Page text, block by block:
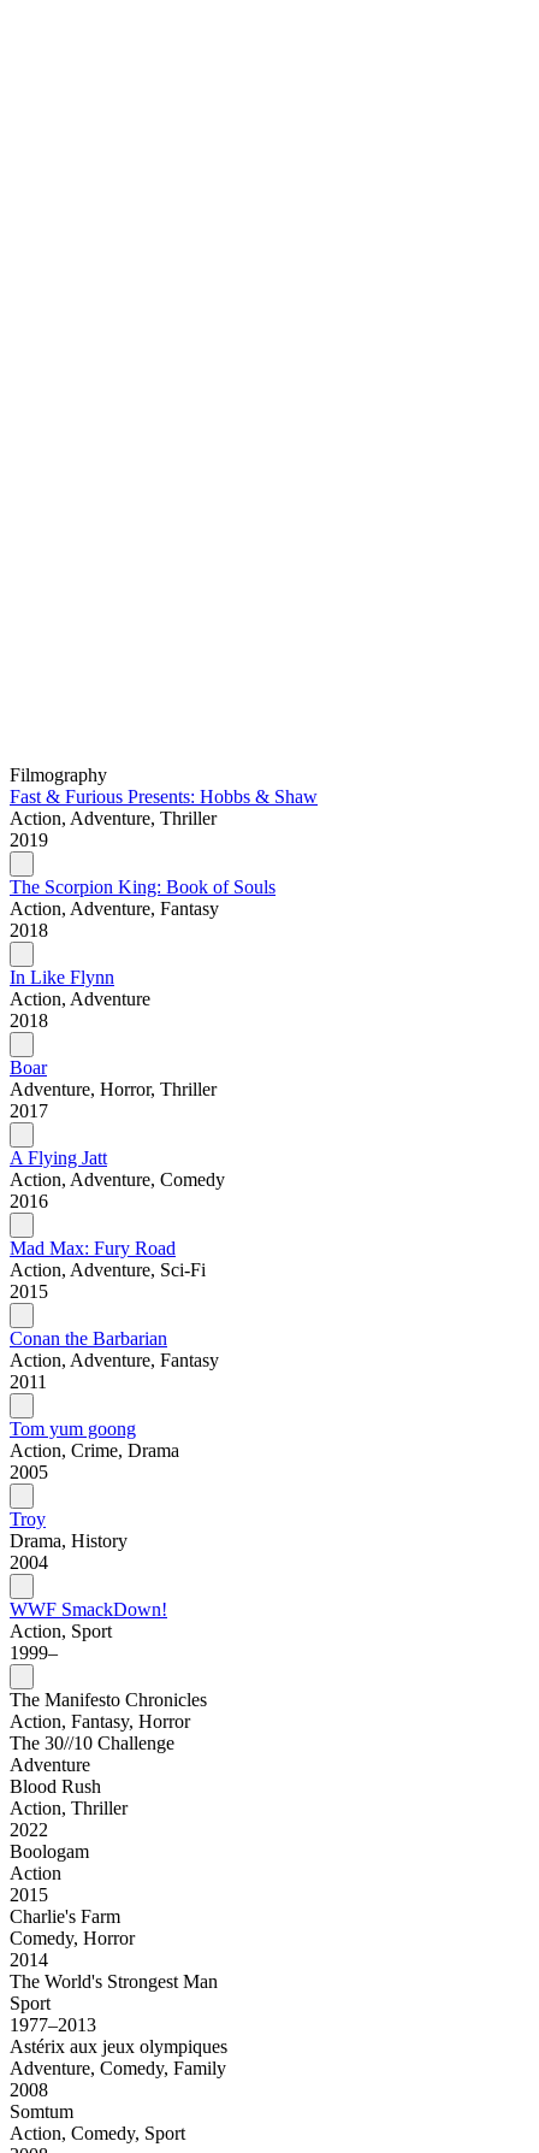
Filmography
Fast & Furious Presents: Hobbs & Shaw
Action, Adventure, Thriller
2019
The Scorpion King: Book of Souls
Action, Adventure, Fantasy
2018
In Like Flynn
Action, Adventure
2018
Boar
Adventure, Horror, Thriller
2017
A Flying Jatt
Action, Adventure, Comedy
2016
Mad Max: Fury Road
Action, Adventure, Sci-Fi
2015
Conan the Barbarian
Action, Adventure, Fantasy
2011
Tom yum goong
Action, Crime, Drama
2005
Troy
Drama, History
2004
WWF SmackDown!
Action, Sport
1999–
The Manifesto Chronicles
Action, Fantasy, Horror
The 30//10 Challenge
Adventure
Blood Rush
Action, Thriller
2022
Boologam
Action
2015
Charlie's Farm
Comedy, Horror
2014
The World's Strongest Man
Sport
1977–2013
Astérix aux jeux olympiques
Adventure, Comedy, Family
2008
Somtum
Action, Comedy, Sport